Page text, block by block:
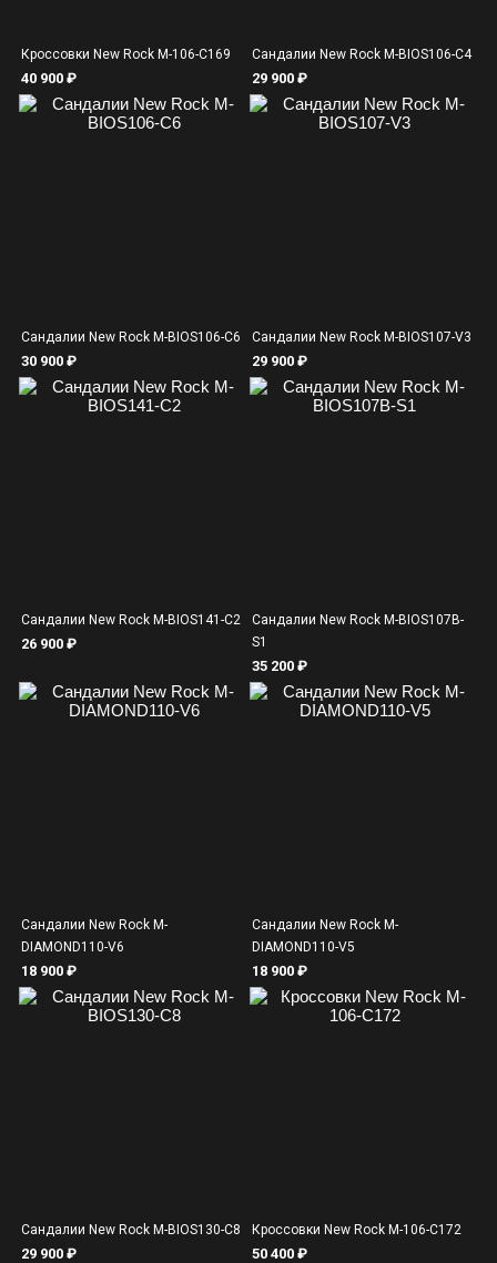
Кроссовки New Rock M-106-C169
40 900 ₽
Сандалии New Rock M-BIOS106-C4
29 900 ₽
Сандалии New Rock M-BIOS106-C6
30 900 ₽
Сандалии New Rock M-BIOS107-V3
29 900 ₽
Сандалии New Rock M-BIOS141-C2
26 900 ₽
Сандалии New Rock M-BIOS107B-
S1
35 200 ₽
Сандалии New Rock M-
DIAMOND110-V6
18 900 ₽
Сандалии New Rock M-
DIAMOND110-V5
18 900 ₽
Сандалии New Rock M-BIOS130-C8
29 900 ₽
Кроссовки New Rock M-106-C172
50 400 ₽